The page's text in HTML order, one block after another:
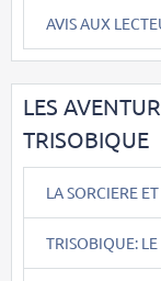
AVIS AUX
LES
TRISOBIQUE
LA SORCIERE
TRISOBIQUE: